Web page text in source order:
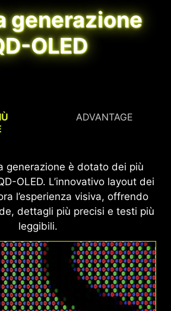
generazione
OLED
ADVANTAGE
generazione è dotato dei più
OLED. L’innovativo layout dei
l’esperienza visiva, offrendo
dettagli più precisi e testi più
leggibili.
offre una copertura del 99%
Delta E < 2, offrendo
dettagliate e un'esperienza
per un'esperienza di gioco e
superiore.